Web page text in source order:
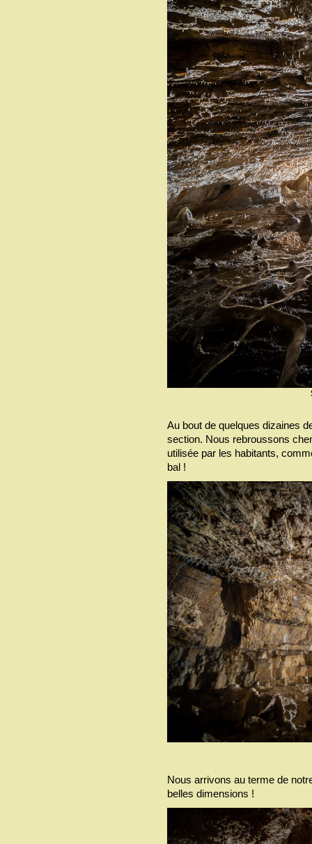
Au bout de quelques dizaines
section. Nous rebroussons
utilisée par les habitants,
bal !
Nous arrivons au terme de
belles dimensions !